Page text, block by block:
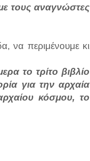
τους αναγνώστες
να περιμένουμε κι
το τρίτο βιβλίο
για την αρχαία
κόσμου, το